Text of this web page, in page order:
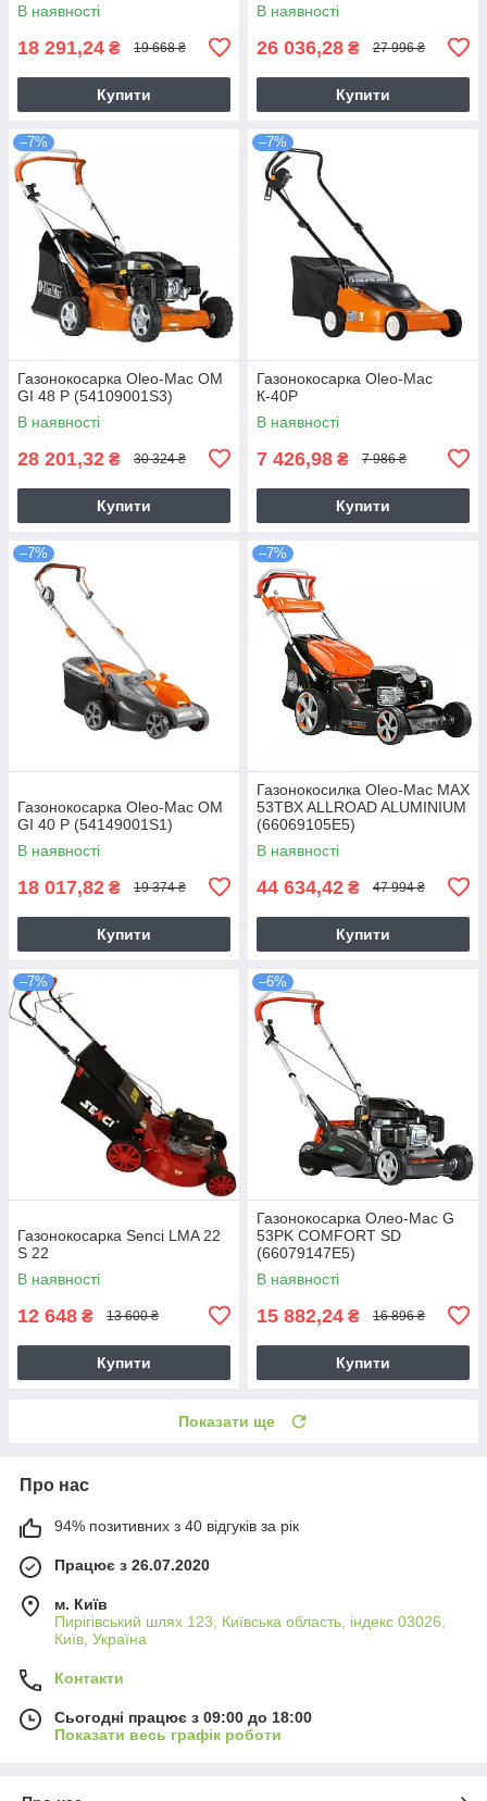
В наявності
18 291,24 ₴ 19 668 ₴
Купити
В наявності
26 036,28 ₴ 27 996 ₴
Купити
–7%
Газонокосарка Oleo-Mac OM
GI 48 P (54109001S3)
В наявності
28 201,32 ₴ 30 324 ₴
Купити
–7%
Газонокосарка Oleo-Mac
К-40Р
В наявності
7 426,98 ₴ 7 986 ₴
Купити
–7%
Газонокосарка Oleo-Mac OM
GI 40 P (54149001S1)
В наявності
18 017,82 ₴ 19 374 ₴
Купити
–7%
Газонокосилка Оlео-Маc MAX
53TBX ALLROAD ALUMINIUM
(66069105E5)
В наявності
44 634,42 ₴ 47 994 ₴
Купити
–7%
Газонокосарка Senci LMA 22
S 22
В наявності
12 648 ₴ 13 600 ₴
Купити
–6%
Газонокосарка Олео-Мас G
53PK COMFORT SD
(66079147E5)
В наявності
15 882,24 ₴ 16 896 ₴
Купити
Показати ще
Про нас
94% позитивних з 40 відгуків за рік
Працює з 26.07.2020
м. Київ
Пирігівський шлях 123, Київська область, індекс 03026,
Київ, Україна
Контакти
Сьогодні працює з 09:00 до 18:00
Показати весь графік роботи